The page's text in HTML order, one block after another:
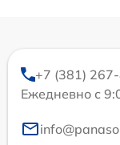
+7 (381)
Ежедневно с